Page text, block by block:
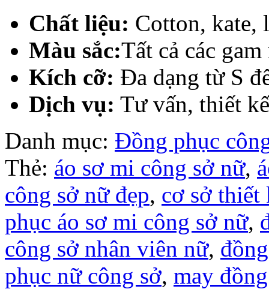
Chất liệu: Cotton, kate,
Màu sắc:Tất cả các gam
Kích cỡ: Đa dạng từ S
Dịch vụ: Tư vấn, thiết
Danh mục: Đồng phục
Thẻ: áo sơ mi công sở nữ,
công sở nữ đẹp, cơ sở thiết
phục áo sơ mi công sở nữ,
công sở nhân viên nữ,
phục nữ công sở, may